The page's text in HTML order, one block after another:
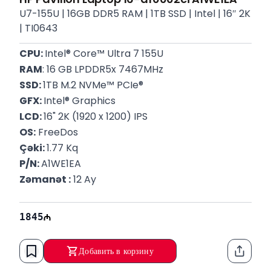
U7-155U | 16GB DDR5 RAM | 1TB SSD | Intel | 16″ 2K
| TI0643
CPU: Intel® Core™ Ultra 7 155U
RAM: 16 GB LPDDR5x 7467MHz
SSD: 1TB M.2 NVMe™ PCIe®
GFX: Intel® Graphics
LCD: 16" 2K (1920 x 1200) IPS
OS: FreeDos
Çəki: 1.77 Kq
P/N: A1WE1EA
Zəmanət : 12 Ay
1845
Добавить в корзину